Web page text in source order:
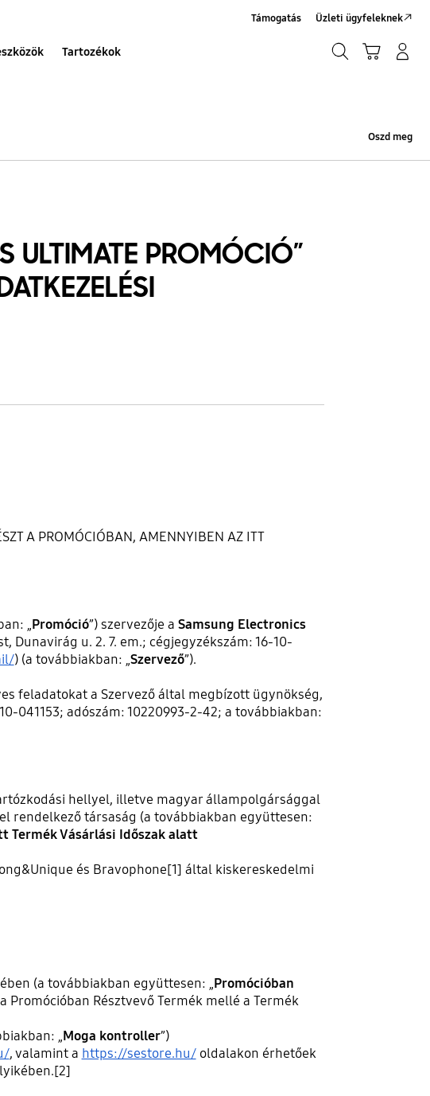
Tartozékok
Támogatás Üzleti ügyfeleknek
Oszd meg
ULTIMATE PROMÓCIÓ”
A PROMÓCIÓBAN, AMENNYIBEN AZ ITT
„Promóció”) szervezője a Samsung Electronics
Dunavirág u. 2. 7. em.; cégjegyzékszám: 16-10-
) (a továbbiakban: „Szervező”).
feladatokat a Szervező által megbízott ügynökség,
041153; adószám: 10220993-2-42; a továbbiakban:
hellyel, illetve magyar állampolgársággal
rendelkező társaság (a továbbiakban együttesen:
Termék Vásárlási Időszak alatt
és Bravophone[1] által kiskereskedelmi
(a továbbiakban együttesen: „Promócióban
Promócióban Résztvevő Termék mellé a Termék
„Moga kontroller”)
, valamint a https://sestore.hu/oldalakon érhetőek